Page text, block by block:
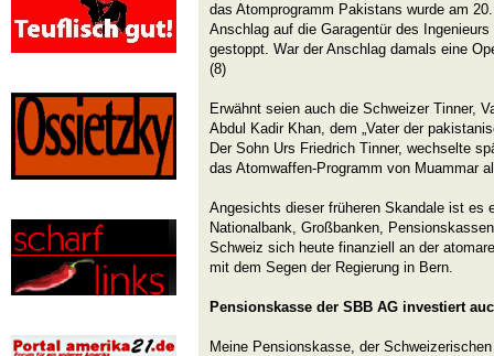
das Atomprogramm Pakistans wurde am
Anschlag auf die Garagentür des
gestoppt. War der Anschlag damals eine
(8)
Erwähnt seien auch die Schweizer Tinner,
Abdul Kadir Khan, dem „Vater der
Der Sohn Urs Friedrich Tinner, wechselte
das Atomwaffen-Programm von Muammar
Angesichts dieser früheren Skandale ist es
Nationalbank, Großbanken,
Schweiz sich heute finanziell an der
mit dem Segen der Regierung in Bern.
Pensionskasse der SBB AG investiert
Meine Pensionskasse, der